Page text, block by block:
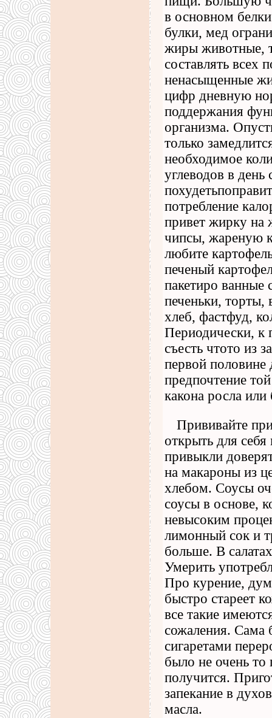
в основном
булки, мед
жиры животные,
составлять всех
ненасыщенные
цифр дневную
поддержания
организма.
только
необходимое
углеводов в
потребление
привет жирку на
чипсы, жареную
любите
печеный
пакетиро ванные
печеньки, торты,
хлеб, фастфуд,
Периодически, к
съесть чтото из
первой половине
предпочтение
какона росла или
Прививайте
открыть для
привыкли
на макароны из
хлебом. Соусы
соусы в основе,
невысоким
лимонный сок и
больше. В
Умерить
Про курение,
быстро стареет
все такие
сожаления. Сама
сигаретами
было не очень то
получится.
запекание в
масла.